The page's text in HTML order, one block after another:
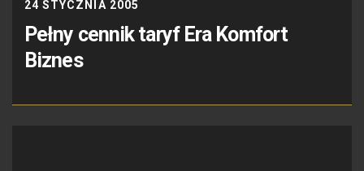
24 STYCZNIA 2005
Pełny cennik taryf Era Komfort
Biznes